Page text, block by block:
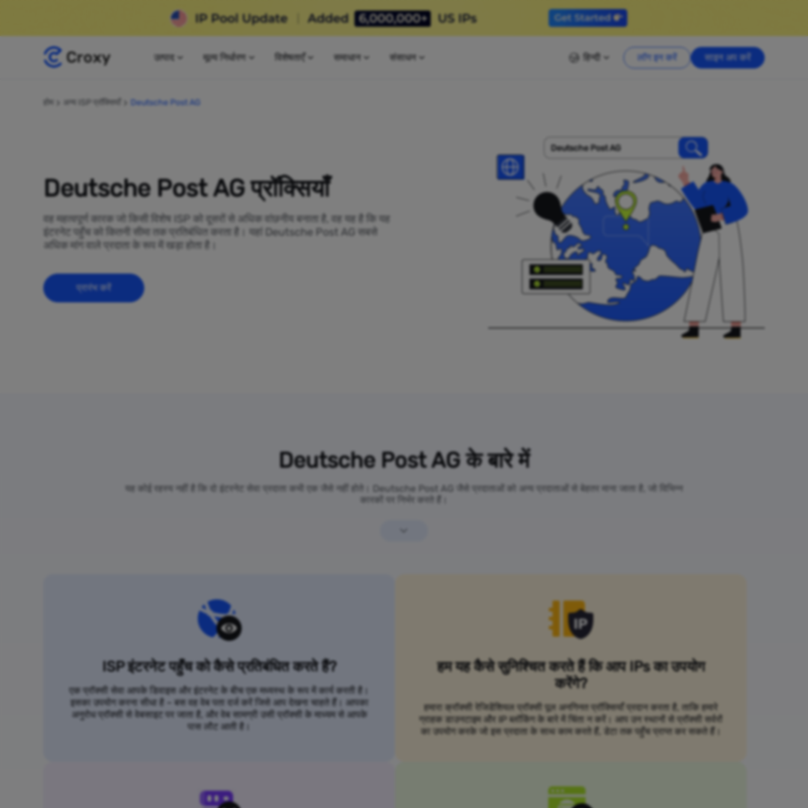
उत्पाद मूल्य निर्धारण विशेषताएँ समाधान संसाधन हिन्दी लॉग इन करें साइन अप करें
अन्य ISP प्रॉक्सियाँ Deutsche Post AG
Deutsche Post AG प्रॉक्सियाँ
वह महत्वपूर्ण कारक जो किसी विशेष ISP को दूसरों से अधिक वांछनीय बनाता है, वह यह है कि यह
इंटरनेट पहुँच को कितनी सीमा तक प्रतिबंधित करता है। यहां Deutsche Post AG सबसे
अधिक मांग वाले प्रदाता के रूप में खड़ा होता है।
प्रारंभ करें
Deutsche Post AG
Deutsche Post AG के बारे में
यह कोई रहस्य नहीं है कि दो इंटरनेट सेवा प्रदाता कभी एक जैसे नहीं होते। Deutsche Post AG जैसे प्रदाताओं को अन्य प्रदाताओं से बेहतर माना जाता है, जो विभिन्न
कारकों पर निर्भर करते हैं।
ISP इंटरनेट पहुँच को कैसे प्रतिबंधित करते हैं?
एक प्रॉक्सी सेवा आपके डिवाइस और इंटरनेट के बीच एक मध्यस्थ के रूप में कार्य करती है।
इसका उपयोग करना सीधा है – बस वह वेब पता दर्ज करें जिसे आप देखना चाहते हैं। आपका
अनुरोध प्रॉक्सी से वेबसाइट पर जाता है, और वेब सामग्री उसी प्रॉक्सी के माध्यम से आपके
पास लौट आती है।
हम यह कैसे सुनिश्चित करते हैं कि आप IPs का उपयोग
करेंगे?
हमारा क्रॉक्सी रेजिडेंशियल प्रॉक्सी पूल अनगिनत प्रॉक्सियाँ प्रदान करता है, ताकि हमारे
ग्राहक डाउनटाइम और IP ब्लॉकिंग के बारे में चिंता न करें। आप उन स्थानों से प्रॉक्सी सर्वरों
का उपयोग करके जो इस प्रदाता के साथ काम करते हैं, डेटा तक पहुँच प्राप्त कर सकते हैं।